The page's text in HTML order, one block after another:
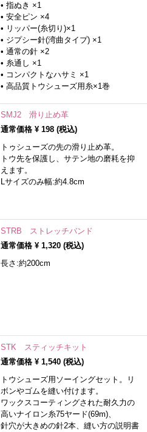
• 指ぬき ×1
• 安全ピン ×4
• リッパー(糸切り)×1
• ジプシー針(湾曲タイプ) ×1
• 通常の針 ×2
• 糸通し ×1
• コンパクトなハサミ ×1
• 高品質トウシューズ用糸×1巻
SMJ2 滑り止め革
通常価格 ¥ 198(税込)
トゥシューズの先の滑り止め革。
トウ先を保護し、サテン地の磨耗を抑
えます。
Lサイズのみ幅:約4.8cm
STRB ストレッチバンド
通常価格 ¥ 1,320(税込)
長さ:約200cm
STK スティッチキット
通常価格 ¥ 1,540(税込)
トウシューズ用ソーイングセット。リ
ボンやゴムを縫い付けます。
ワックスコーティングされた耐久力の
高いナイロン糸75ヤード(69m)、
針穴が大きめの針2本、縫い方の説明書